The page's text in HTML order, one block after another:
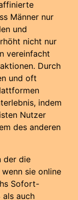
Männer nur
und
nicht nur
vereinfacht
Durch
und oft
indem
Nutzer
des anderen
der die
sie online
Sofort-
auch